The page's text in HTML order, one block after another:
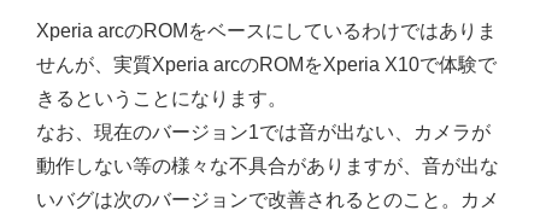
Xperia arcのROMをベースにしているわけではありま
せんが、実質Xperia arcのROMをXperia X10で体験で
きるということになります。
なお、現在のバージョン1では音が出ない、カメラが
動作しない等の様々な不具合がありますが、音が出な
いバグは次のバージョンで改善されるとのこと。カメ